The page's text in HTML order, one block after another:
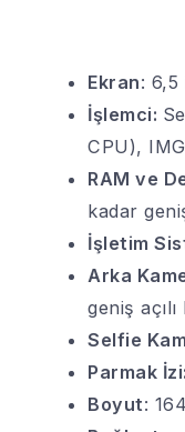
Ekran:
İşlemci:
CPU),
RAM ve
kadar
İşletim
Arka
geniş
Selfie
Parmak İzi:
Boyut: